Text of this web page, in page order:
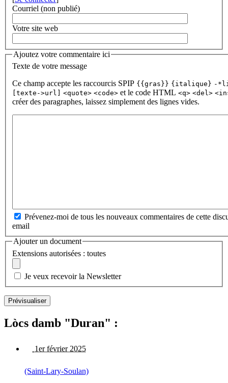
Courriel (non publié)
Votre site web
Ajoutez votre commentaire ici
Texte de votre message
Ce champ accepte les raccourcis SPIP {{gras}} {italique} -
[texte->url]
<quote> <code> et le code HTML <q> <del>
créer des paragraphes, laissez simplement des lignes vides.
Prévenez-moi de tous les nouveaux commentaires de cette
email
Ajouter un document
Extensions autorisées : toutes
Je veux recevoir la Newsletter
Lòcs damb "Duran" :
1er février 2025
(Saint-Lary-Soulan)